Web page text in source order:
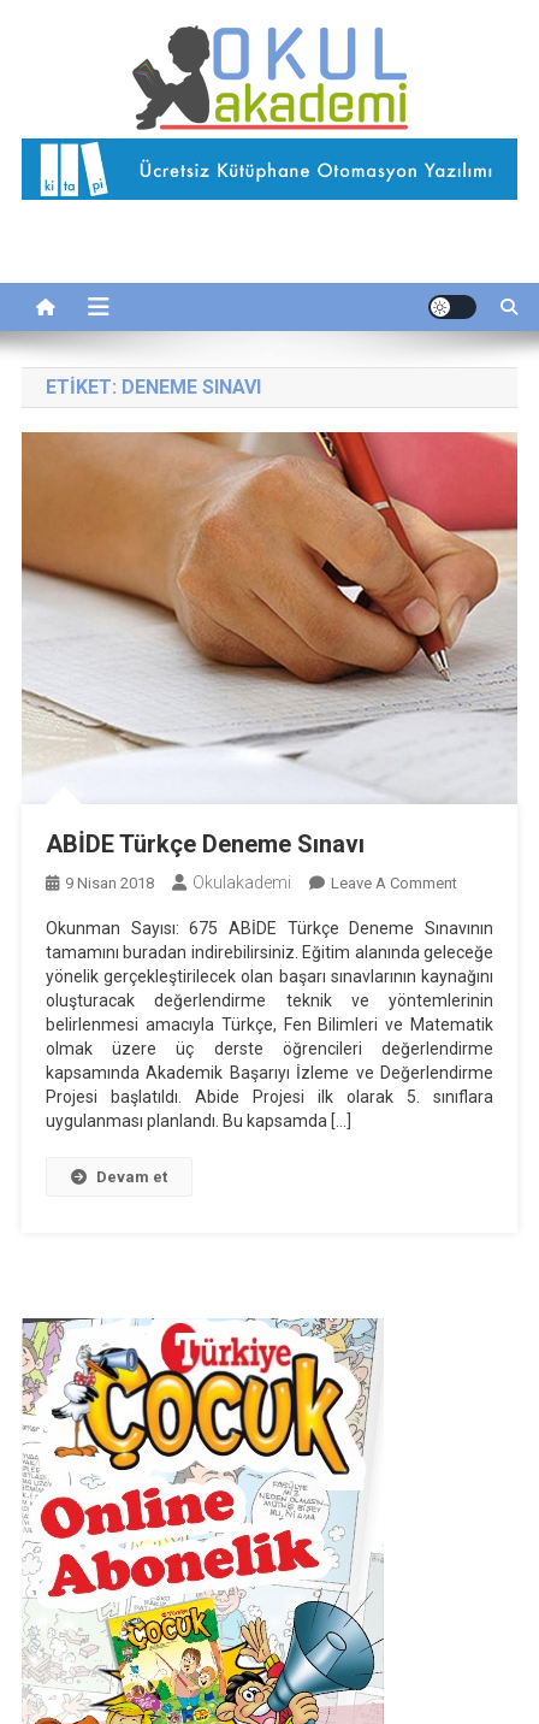
Okul Akademi
İnternetteki Okulunuz…
ETIKET: DENEME SINAVI
ABİDE Türkçe Deneme Sınavı
9 Nisan 2018 Okulakademi Leave A CommentOn
Türkçe
Deneme
Sınavı
Okunman Sayısı: 675 ABİDE Türkçe Deneme Sınavının
tamamını buradan indirebilirsiniz. Eğitim alanında geleceğe
yönelik gerçekleştirilecek olan başarı sınavlarının kaynağını
oluşturacak değerlendirme teknik ve yöntemlerinin
belirlenmesi amacıyla Türkçe, Fen Bilimleri ve Matematik
olmak üzere üç derste öğrencileri değerlendirme
kapsamında Akademik Başarıyı İzleme ve Değerlendirme
Projesi başlatıldı. Abide Projesi ilk olarak 5. sınıflara
uygulanması planlandı. Bu kapsamda […]
Devam et